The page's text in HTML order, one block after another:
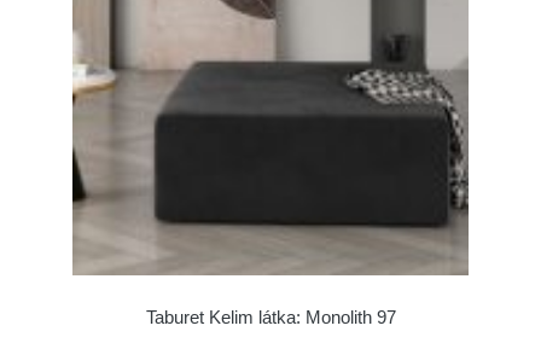
Taburet Kelim látka: Monolith 97